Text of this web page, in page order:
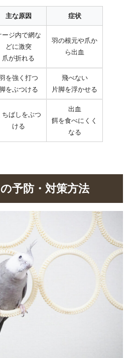
主な原因 症状
ージ内で網な
どに激突
爪が折れる
羽の根元や爪か
ら出血
を強く打つ
脚をぶつける
飛べない
片脚を浮かせる
ちばしをぶつ
ける
出血
餌を食べにくく
なる
予防・対策方法